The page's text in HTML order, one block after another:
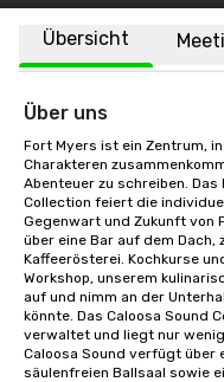
Übersicht
Über uns
Fort Myers ist ein Zentrum,
Charakteren
Abenteuer zu schreiben.
Collection feiert die
Gegenwart und Zukunft von
über eine Bar auf dem
Kaffeerösterei. Kochkurse
Workshop, unserem
auf und nimm an der
könnte. Das Caloosa Sound
verwaltet und liegt nur
Caloosa Sound verfügt über
säulenfreien Ballsaal sowie